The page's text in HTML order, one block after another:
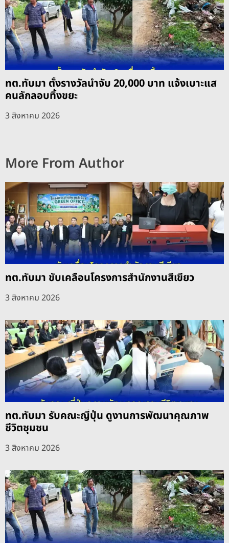
ทต.ทับมา ตั้งรางวัลนำจับ 20,000 บาท แจ้งเบาะแส
คนลักลอบทิ้งขยะ
3 สิงหาคม 2026
More From Author
ทต.ทับมา ขับเคลื่อนโครงการสำนักงานสีเขียว
3 สิงหาคม 2026
ทต.ทับมา รับคณะญี่ปุ่น ดูงานการพัฒนาคุณภาพ
ชีวิตชุมชน
3 สิงหาคม 2026